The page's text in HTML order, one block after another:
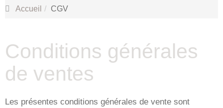
Accueil CGV
Conditions générales
de ventes
Les présentes conditions générales de vente sont